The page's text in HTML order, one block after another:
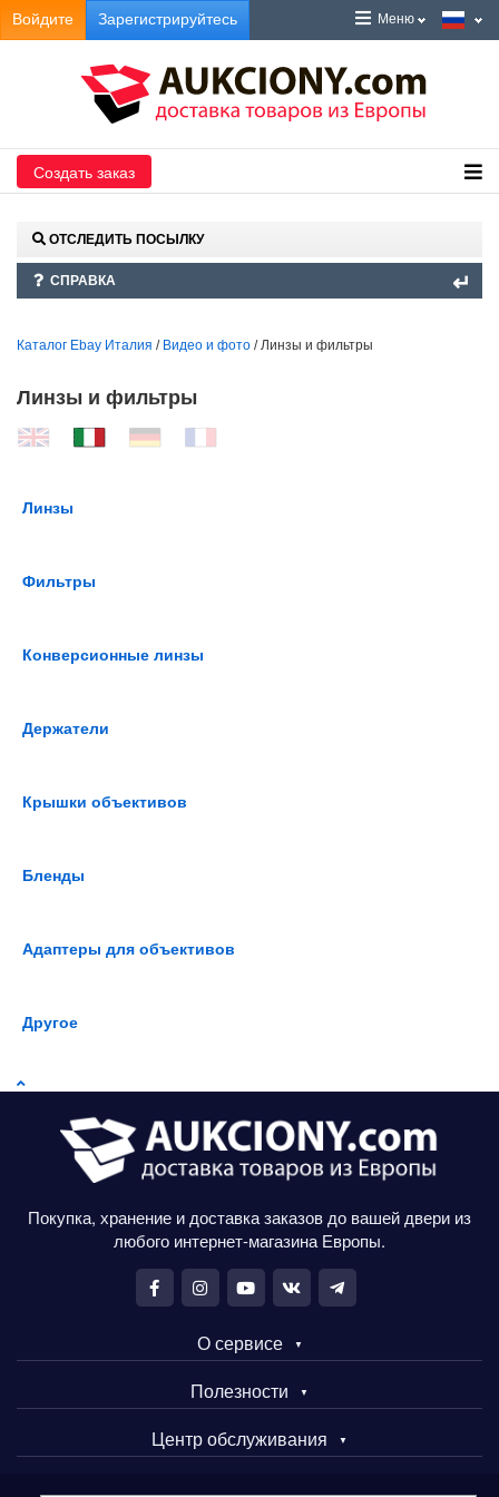
Войдите Зарегистрируйтесь Меню
Создать заказ
ОТСЛЕДИТЬ ПОСЫЛКУ
СПРАВКА
Каталог Ebay Италия / Видео и фото / Линзы и фильтры
Линзы и фильтры
Линзы
Фильтры
Конверсионные линзы
Держатели
Крышки объективов
Бленды
Адаптеры для объективов
Другое
Покупка, хранение и доставка заказов до вашей двери из
любого интернет-магазина Европы.
О сервисе
Полезности
Центр обслуживания